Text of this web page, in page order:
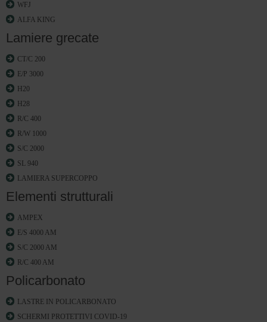
WFJ
ALFA KING
Lamiere grecate
CT/C 200
E/P 3000
H20
H28
R/C 400
R/W 1000
S/C 2000
SL 940
LAMIERA SUPERCOPPO
Elementi strutturali
AMPEX
E/S 4000 AM
S/C 2000 AM
R/C 400 AM
Policarbonato
LASTRE IN POLICARBONATO
SCHERMI PROTETTIVI COVID-19